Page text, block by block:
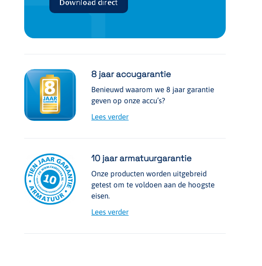
Download direct
8 jaar accugarantie
Benieuwd waarom we 8 jaar garantie
geven op onze accu’s?
Lees verder
10 jaar armatuurgarantie
Onze producten worden uitgebreid
getest om te voldoen aan de hoogste
eisen.
Lees verder